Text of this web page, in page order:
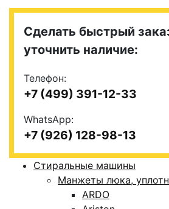
Сделать быстрый
уточнить наличие:
Телефон:
+7 (499) 391-12-33
WhatsApp:
+7 (926) 128-98-13
Стиральные машины
Манжеты люка,
ARDO